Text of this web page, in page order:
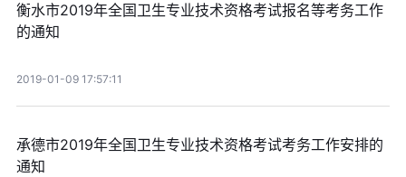
衡水市2019年全国卫生专业技术资格考试报名等考务工作
的通知
2019-01-09 17:57:11
承德市2019年全国卫生专业技术资格考试考务工作安排的
通知